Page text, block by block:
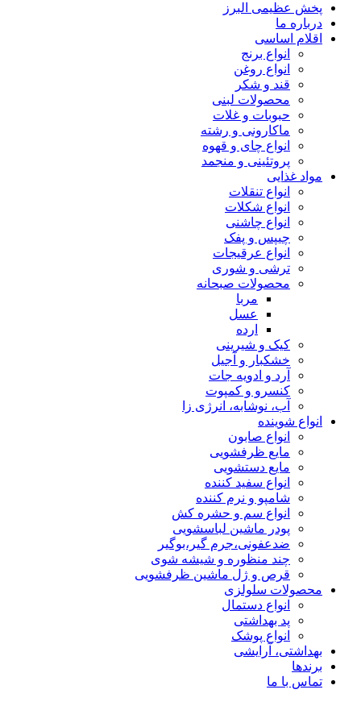
پخش عظیمی البرز
درباره ما
اقلام اساسی
انواع برنج
انواع روغن
قند و شکر
محصولات لبنی
حبوبات و غلات
ماکارونی و رشته
انواع چای و قهوه
پروتئینی و منجمد
مواد غذایی
انواع تنقلات
انواع شکلات
انواع چاشنی
چیپس و پفک
انواع عرقیجات
ترشی و شوری
محصولات صبحانه
مربا
عسل
ارده
کیک و شیرینی
خشکبار و آجیل
آرد و ادویه جات
کنسرو و کمپوت
آب، نوشابه، انرژی زا
انواع شوینده
انواع صابون
مایع ظرفشویی
مایع دستشویی
انواع سفید کننده
شامپو و نرم کننده
انواع سم و حشره کش
پودر ماشین لباسشویی
ضدعفونی،جرم گیر،بوگیر
چند منظوره و شیشه شوی
قرص و ژل ماشین ظرفشویی
محصولات سلولزی
انواع دستمال
پد بهداشتی
انواع پوشک
بهداشتی، آرایشی
برندها
تماس با ما